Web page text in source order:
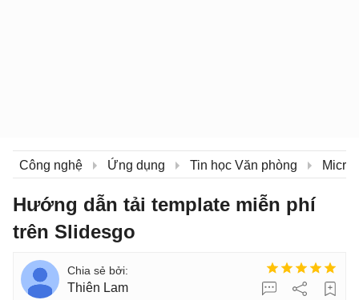
Công nghệ Ứng dụng Tin học Văn phòng
Hướng dẫn tải template miễn phí
trên Slidesgo
Thiên Lam